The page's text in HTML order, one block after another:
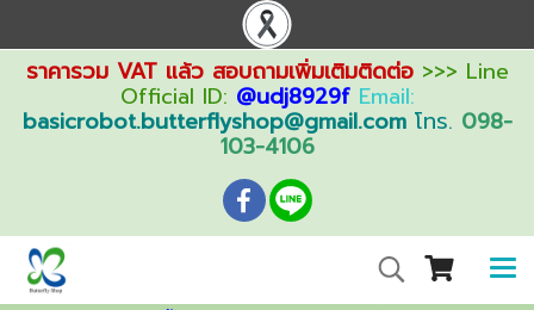
ราคารวม VAT แล้ว สอบถามเพิ่มเติมติดต่อ>>> Line
Official ID: @udj8929f Email:
basicrobot.butterflyshop@gmail.comโทร. 098-
103-4106